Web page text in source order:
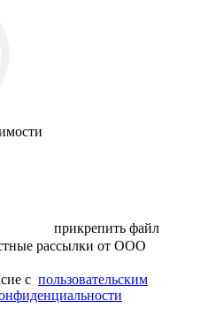
прикрепить файл
рассылки от ООО
с пользовательским